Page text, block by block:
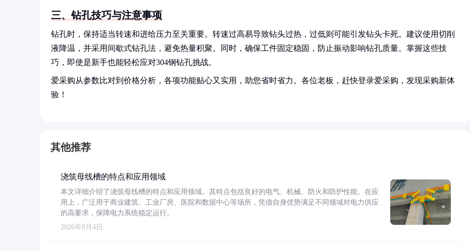
三、钻孔技巧与注意事项
钻孔时，保持适当转速和进给压力至关重要。转速过高易导致钻头过热，过低则可能引发钻头卡死。建议使用切削
液降温，并采用间歇式钻孔法，避免热量积聚。同时，确保工件固定稳固，防止振动影响钻孔质量。掌握这些技
巧，即使是新手也能轻松应对304钢钻孔挑战。
爱采购从参数比对到价格分析，各项功能贴心又实用，助您省时省力。各位老板，赶快登录爱采购，发现采购新体
验！
其他推荐
浇筑母线槽的特点和应用领域
本文详细介绍了浇筑母线槽的特点和应用领域。其特点包括良好的电气、机械、防火和防护性能。在应
用上，广泛用于商业建筑、工业厂房、医院和数据中心等场所，凭借自身优势满足不同领域对电力供应
的高要求，保障电力系统稳定运行。
2026年8月4日